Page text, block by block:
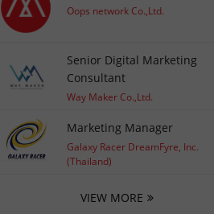
Oops network Co.,Ltd.
Senior Digital Marketing
Consultant
Way Maker Co.,Ltd.
Marketing Manager
Galaxy Racer DreamFyre, Inc.
(Thailand)
VIEW MORE